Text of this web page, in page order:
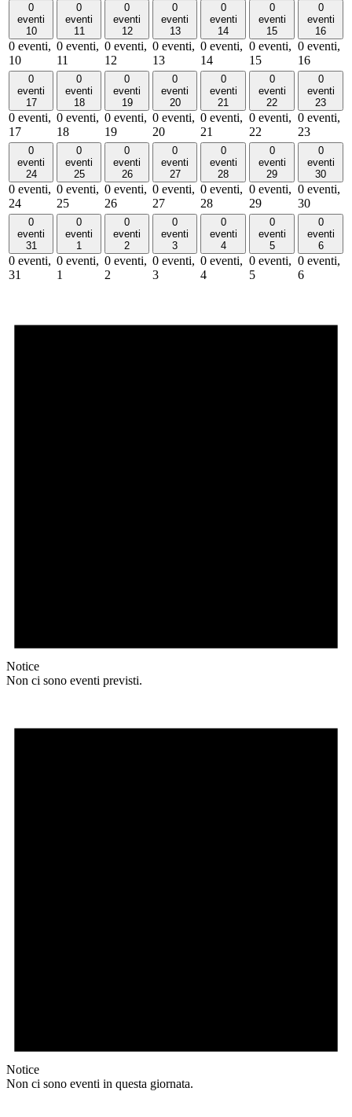
0
eventi
10
0 eventi,
10
0
eventi
11
0 eventi,
11
0
eventi
12
0 eventi,
12
0
eventi
13
0 eventi,
13
0
eventi
14
0 eventi,
14
0
eventi
15
0 eventi,
15
0
eventi
16
0 eventi,
16
0
eventi
17
0 eventi,
17
0
eventi
18
0 eventi,
18
0
eventi
19
0 eventi,
19
0
eventi
20
0 eventi,
20
0
eventi
21
0 eventi,
21
0
eventi
22
0 eventi,
22
0
eventi
23
0 eventi,
23
0
eventi
24
0 eventi,
24
0
eventi
25
0 eventi,
25
0
eventi
26
0 eventi,
26
0
eventi
27
0 eventi,
27
0
eventi
28
0 eventi,
28
0
eventi
29
0 eventi,
29
0
eventi
30
0 eventi,
30
0
eventi
31
0 eventi,
31
0
eventi
1
0 eventi,
1
0
eventi
2
0 eventi,
2
0
eventi
3
0 eventi,
3
0
eventi
4
0 eventi,
4
0
eventi
5
0 eventi,
5
0
eventi
6
0 eventi,
6
Notice
Non ci sono eventi previsti.
Notice
Non ci sono eventi in questa giornata.